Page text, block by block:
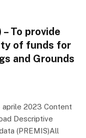
To provide
of funds for
and Grounds
aprile 2023 Content
Descriptive
(PREMIS)All